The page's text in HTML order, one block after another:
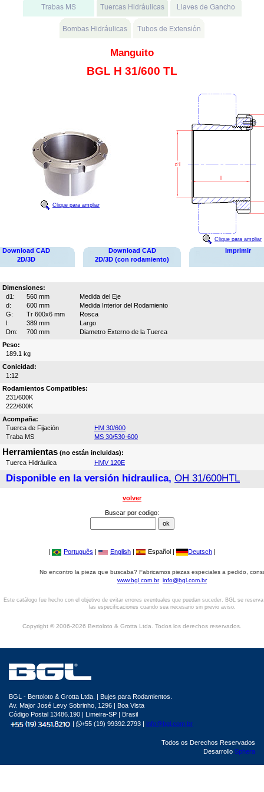
Manguito
BGL H 31/600 TL
Clique para ampliar
Clique para ampliar
Download CAD
2D/3D
Download CAD
2D/3D (con rodamiento)
Imprimir
Dimensiones:
d1:
560 mm
Medida del Eje
d:
600 mm
Medida Interior del Rodamiento
G:
Tr 600x6 mm
Rosca
l:
389 mm
Largo
Dm:
700 mm
Diametro Externo de la Tuerca
Peso:
189.1 kg
Conicidad:
1:12
Rodamientos Compatibles:
231/600K
222/600K
Acompaña:
Tuerca de Fijación
HM 30/600
Traba MS
MS 30/530-600
Herramientas (no están incluidas):
Tuerca Hidráulica
HMV 120E
Disponible en la versión hidraulica, OH 31/600HTL
volver
Buscar por codigo:
| Português | English | Español | Deutsch |
No encontro la pieza que buscaba? Fabricamos piezas especiales a pedido,
www.bgl.com.br info@bgl.com.br
Este catálogo fue hecho con el objetivo de evitar errores eventuales que puedan suceder. BGL se
las especificaciones cuando sea necesario sin previo aviso.
Copyright © 2006-2026 Bertoloto & Grotta Ltda. Todos los derechos reservados.
BGL - Bertoloto & Grotta Ltda. | Bujes para Rodamientos.
Av. Major José Levy Sobrinho, 1296 | Boa Vista
Código Postal 13486.190 | Limeira-SP | Brasil
|
+55 (19) 99392.2793 | info@bgl.com.br
Todos os Derechos Reservados
Desarrollo Sphera